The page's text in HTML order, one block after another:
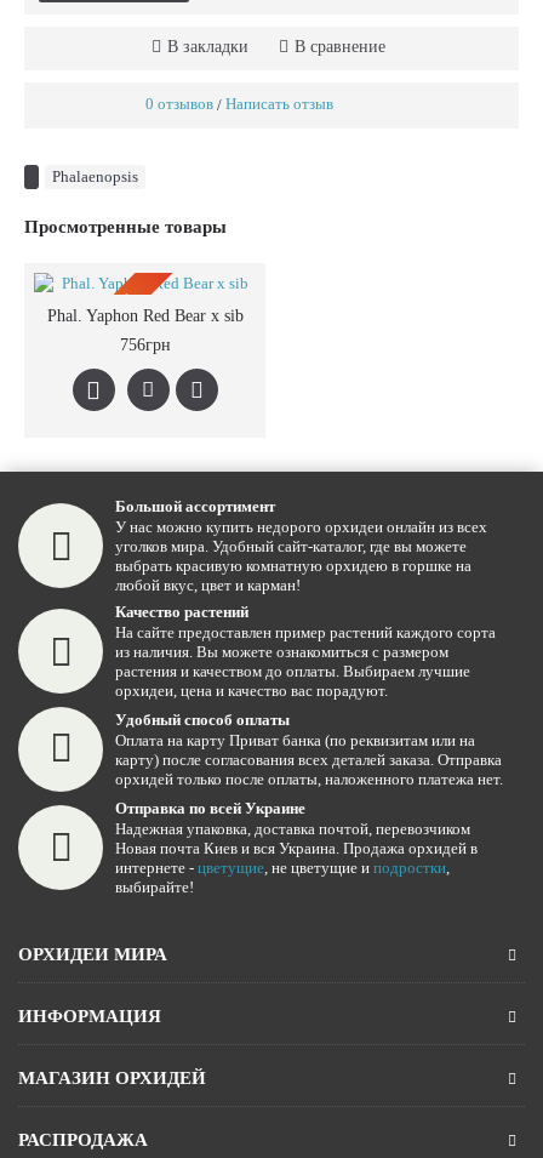
В закладки В сравнение
0 отзывов / Написать отзыв
Phalaenopsis
Просмотренные товары
ПРЕДЗАКАЗ
Phal. Yaphon Red Bear x sib
756грн
Большой ассортимент
У нас можно купить недорого орхидеи онлайн из всех
уголков мира. Удобный сайт-каталог, где вы можете
выбрать красивую комнатную орхидею в горшке на
любой вкус, цвет и карман!
Качество растений
На сайте предоставлен пример растений каждого сорта
из наличия. Вы можете ознакомиться с размером
растения и качеством до оплаты. Выбираем лучшие
орхидеи, цена и качество вас порадуют.
Удобный способ оплаты
Оплата на карту Приват банка (по реквизитам или на
карту) после согласования всех деталей заказа. Отправка
орхидей только после оплаты, наложенного платежа нет.
Отправка по всей Украине
Надежная упаковка, доставка почтой, перевозчиком
Новая почта Киев и вся Украина. Продажа орхидей в
интернете - цветущие, не цветущие и подростки,
выбирайте!
ОРХИДЕИ МИРА
ИНФОРМАЦИЯ
МАГАЗИН ОРХИДЕЙ
РАСПРОДАЖА